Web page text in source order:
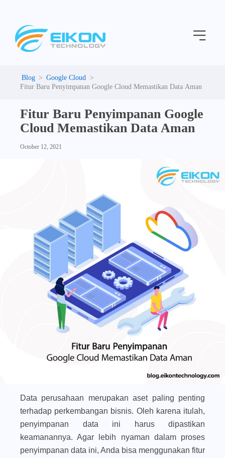
content
Menu
Google Cloud
Fitur Baru Penyimpanan Google Cloud Memastikan Data Aman
Fitur Baru Penyimpanan Google
Cloud Memastikan Data Aman
October 12, 2021
Data perusahaan merupakan aset paling penting
terhadap perkembangan bisnis. Oleh karena itulah,
penyimpanan data ini harus dipastikan
keamanannya. Agar lebih nyaman dalam proses
penyimpanan data ini, Anda bisa menggunakan fitur
e
g
i
e